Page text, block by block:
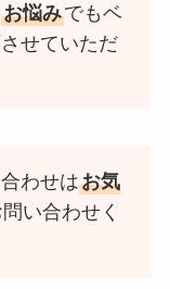
お悩みでもベ
せていただ
わせはお気
い合わせく